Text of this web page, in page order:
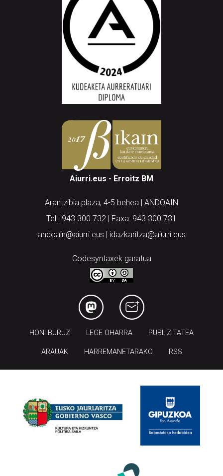
Aiurri.eus - Erroitz BM
Arantzibia plaza, 4-5 behea | ANDOAIN
Tel.: 943 300 732 | Faxa: 943 300 731
andoain@aiurri.eus | idazkaritza@aiurri.eus
Codesyntaxek garatua
HONI BURUZ LEGE OHARRA PUBLIZITATEA
ARAUAK HARREMANETARAKO RSS